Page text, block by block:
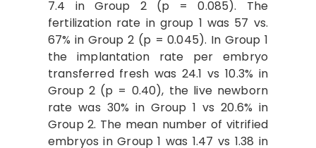
7.4 in Group 2 (p = 0.085). The
fertilization rate in group 1 was 57 vs.
67% in Group 2 (p = 0.045). In Group 1
the implantation rate per embryo
transferred fresh was 24.1 vs 10.3% in
Group 2 (p = 0.40), the live newborn
rate was 30% in Group 1 vs 20.6% in
Group 2. The mean number of vitrified
embryos in Group 1 was 1.47 vs 1.38 in